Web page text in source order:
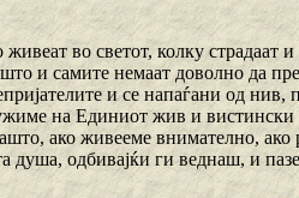
во светот, колку страдаат
и самите немаат доволно да
и се напаѓани од
на Единиот жив и вистински
ако живееме внимателно,
душа, одбивајќи ги веднаш, и